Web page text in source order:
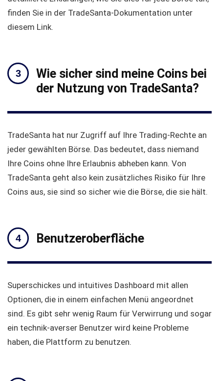
finden Sie in der TradeSanta-Dokumentation unter
diesem Link.
Wie sicher sind meine Coins bei
der Nutzung von TradeSanta?
TradeSanta hat nur Zugriff auf Ihre Trading-Rechte an
jeder gewählten Börse. Das bedeutet, dass niemand
Ihre Coins ohne Ihre Erlaubnis abheben kann. Von
TradeSanta geht also kein zusätzliches Risiko für Ihre
Coins aus, sie sind so sicher wie die Börse, die sie hält.
Benutzeroberfläche
Superschickes und intuitives Dashboard mit allen
Optionen, die in einem einfachen Menü angeordnet
sind. Es gibt sehr wenig Raum für Verwirrung und sogar
ein technik-averser Benutzer wird keine Probleme
haben, die Plattform zu benutzen.